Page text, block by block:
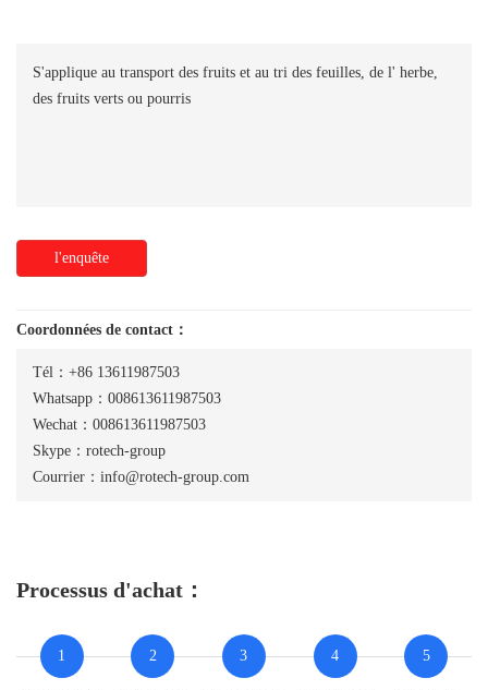
S'applique au transport des fruits et au tri des feuilles, de l' herbe,
des fruits verts ou pourris
l'enquête
Coordonnées de contact：
Tél：+86 13611987503
Whatsapp：008613611987503
Wechat：008613611987503
Skype：rotech-group
Courrier：info@rotech-group.com
Processus d'achat：
1 2 3 4 5